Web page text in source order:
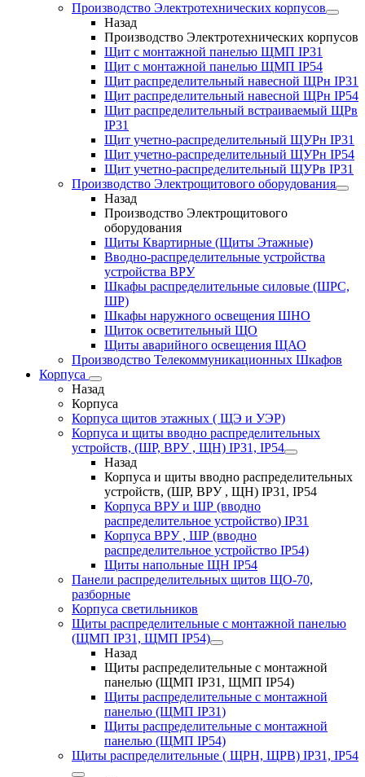
Производство Электротехнических корпусов
Назад
Производство Электротехнических корпусов
Щит с монтажной панелью ЩМП IP31
Щит с монтажной панелью ЩМП IP54
Щит распределительный навесной ЩРн IP31
Щит распределительный навесной ЩРн IP54
Щит распределительный встраиваемый ЩРв
IP31
Щит учетно-распределительный ЩУРн IP31
Щит учетно-распределительный ЩУРн IP54
Щит учетно-распределительный ЩУРв IP31
Производство Электрощитового оборудования
Назад
Производство Электрощитового
оборудования
Щиты Квартирные (Щиты Этажные)
Вводно-распределительные устройства
устройства ВРУ
Шкафы распределительные силовые (ШРС,
ШР)
Шкафы наружного освещения ШНО
Щиток осветительный ЩО
Щиты аварийного освещения ЩАО
Производство Телекоммуникационных Шкафов
Корпуса
Назад
Корпуса
Корпуса щитов этажных ( ЩЭ и УЭР)
Корпуса и щиты вводно распределительных
устройств, (ШР, ВРУ , ЩН) IP31, IP54
Назад
Корпуса и щиты вводно распределительных
устройств, (ШР, ВРУ , ЩН) IP31, IP54
Корпуса ВРУ и ШР (вводно
распределительное устройство) IP31
Корпуса ВРУ , ШР (вводно
распределительное устройство IP54)
Щиты напольные ЩН IP54
Панели распределительных щитов ЩО-70,
разборные
Корпуса светильников
Щиты распределительные с монтажной панелью
(ЩМП IP31, ЩМП IP54)
Назад
Щиты распределительные с монтажной
панелью (ЩМП IP31, ЩМП IP54)
Щиты распределительные с монтажной
панелью (ЩМП IP31)
Щиты распределительные с монтажной
панелью (ЩМП IP54)
Щиты распределительные ( ЩРН, ЩРВ) IP31, IP54